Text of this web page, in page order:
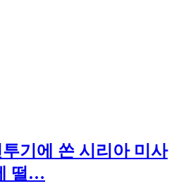
기에 쏜 시리아 미사
떨…